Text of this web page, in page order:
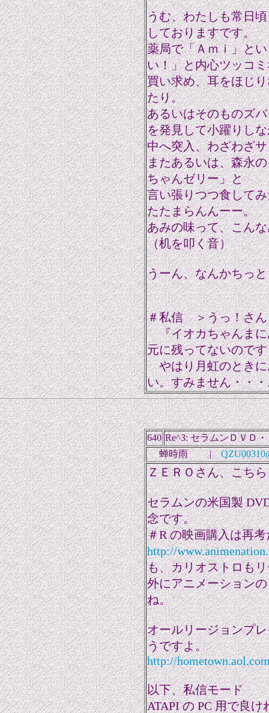
うむ、わたしも常日
しておりますです。
薬局で「Ａｍｉ」と
い！」と内心ツッコ
買い求め、耳をほじ
たり。
あるいはそのものズ
を発見して小躍りし
中へ突入、わざわざ
またあるいは、森永
ちゃんゼリー」と
言い張りつつ食して
たたまらんんーー。
あみの味って、こん
（机を叩く音）
うーん、なんかちっ
＃私信 ＞うっ！さん
『イオカちゃんまに
元に残ってないので
やはり月虹のときに
い。すみません・・
640 Re^3: セラムンＤＶＤ
蝉時雨 |
ＺＥＲＯさん、こち
セラムンの米国製
念です。
＃R の映画購入は再
http://
も、カリオストロも
外にアニメーション
ね。
オールリージョンプ
うですよ。
http://
以下、私信モード
ATAPI の PC 用で良